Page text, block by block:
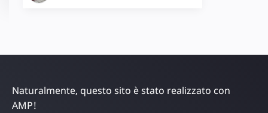
Naturalmente, questo sito è stato realizzato con
AMP!